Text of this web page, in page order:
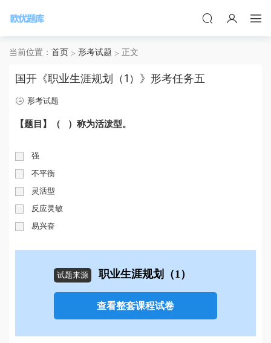
当前位置： 首页 形考试题 正文
国开《职业生涯规划（1）》形考任务五
形考试题
【题目】 （ ）称为活泼型。
强
不平衡
灵活型
反应灵敏
易兴奋
试题来源 职业生涯规划（1）
查看整套课程试卷